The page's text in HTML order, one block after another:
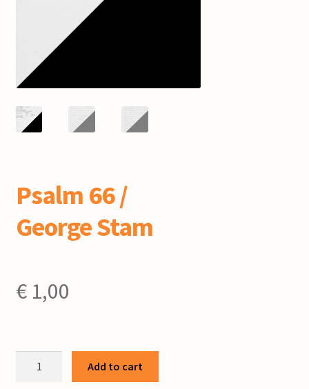
Psalm 66 /
George Stam
€1,00
Add to cart